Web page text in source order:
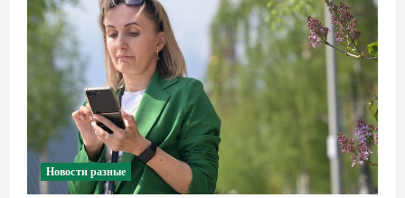
Новости разные